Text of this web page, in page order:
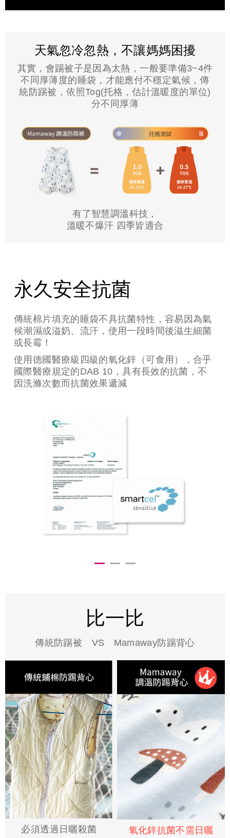
天氣忽冷忽熱，不讓媽媽困擾
其實，會踢被子是因為太熱，一般要準備3~4件
不同厚薄度的睡袋，才能應付不穩定氣候，傳
統防踢被，依照Tog(托格，估計溫暖度的單位)
分不同厚薄
有了智慧調溫科技，
溫暖不爆汗 四季皆適合
所有材質皆通過國際Oeko-Tex
standard 100 class 1 安全標章
Clima 智慧調溫棉片
比一比
傳統防踢被 VS Mamaway防踢背心
必須透過日曬殺菌 氧化鋅抗菌不需日曬